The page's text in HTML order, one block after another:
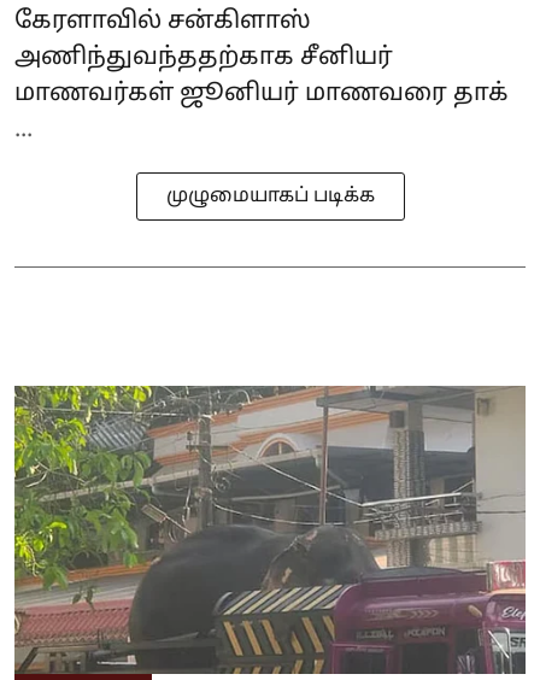
கேரளாவில் சன்கிளாஸ்
அணிந்துவந்ததற்காக சீனியர்
மாணவர்கள் ஜூனியர் மாணவரை தாக்
...
முழுமையாகப் படிக்க